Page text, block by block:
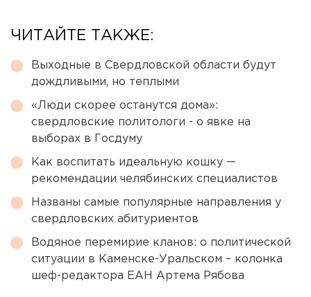
ЧИТАЙТЕ ТАКЖЕ:
Выходные в Свердловской области будут
дождливыми, но теплыми
«Люди скорее останутся дома»:
свердловские политологи - о явке на
выборах в Госдуму
Как воспитать идеальную кошку —
рекомендации челябинских специалистов
Названы самые популярные направления у
свердловских абитуриентов
Водяное перемирие кланов: о политической
ситуации в Каменске-Уральском – колонка
шеф-редактора ЕАН Артема Рябова